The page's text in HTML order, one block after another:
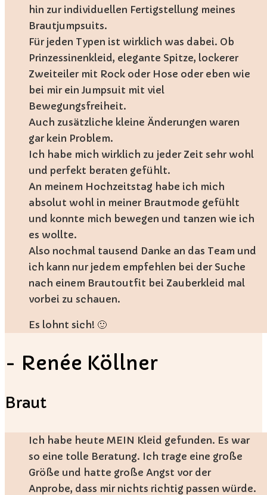
hin zur individuellen Fertigstellung meines
Brautjumpsuits.
Für jeden Typen ist wirklich was dabei. Ob
Prinzessinenkleid, elegante Spitze, lockerer
Zweiteiler mit Rock oder Hose oder eben wie
bei mir ein Jumpsuit mit viel
Bewegungsfreiheit.
Auch zusätzliche kleine Änderungen waren
gar kein Problem.
Ich habe mich wirklich zu jeder Zeit sehr wohl
und perfekt beraten gefühlt.
An meinem Hochzeitstag habe ich mich
absolut wohl in meiner Brautmode gefühlt
und konnte mich bewegen und tanzen wie ich
es wollte.
Also nochmal tausend Danke an das Team und
ich kann nur jedem empfehlen bei der Suche
nach einem Brautoutfit bei Zauberkleid mal
vorbei zu schauen.
Es lohnt sich! 🙂
- Renée Köllner
Braut
Ich habe heute MEIN Kleid gefunden. Es war
so eine tolle Beratung. Ich trage eine große
Größe und hatte große Angst vor der
Anprobe, dass mir nichts richtig passen würde.